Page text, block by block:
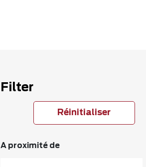
Filter
Réinitialiser
A proximité de